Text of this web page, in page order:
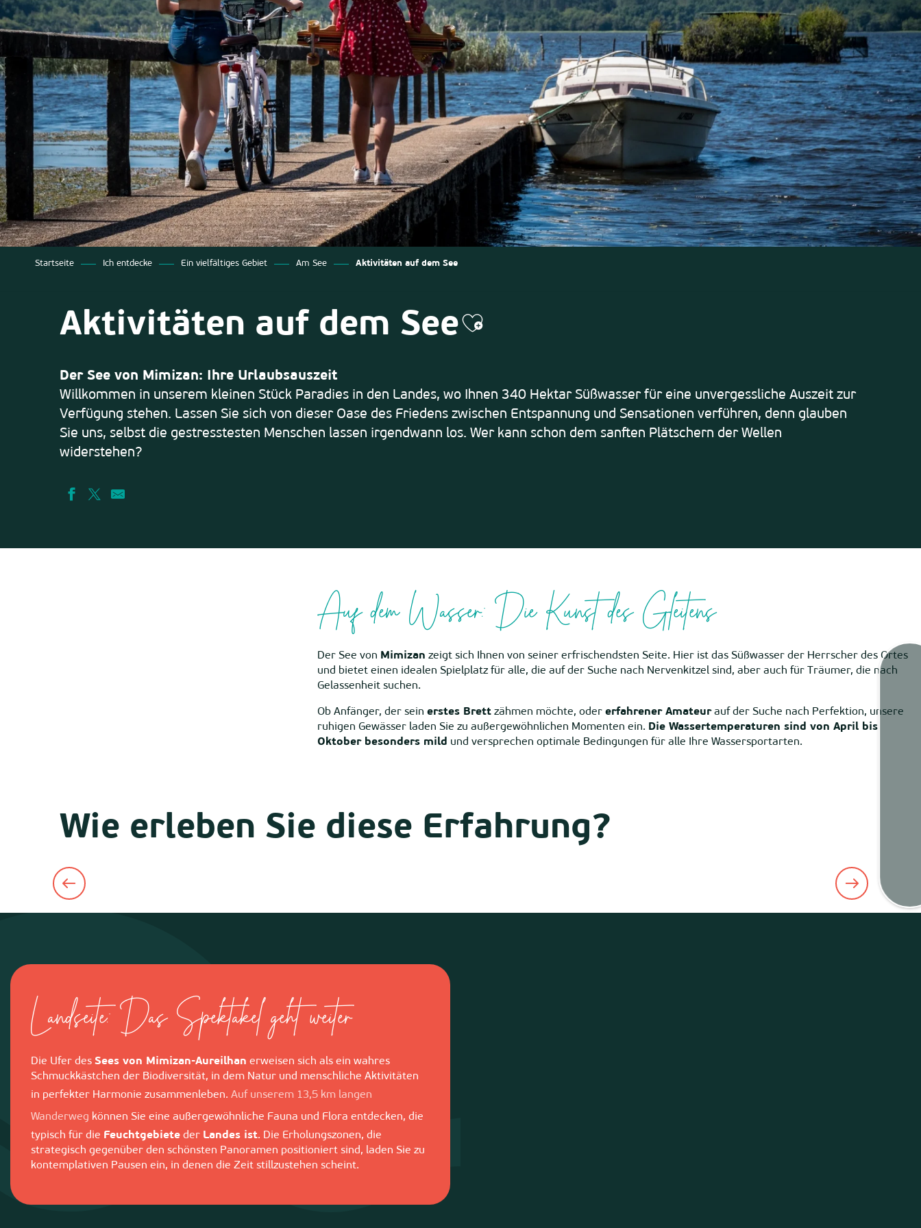
Startseite Ich entdecke Ein vielfältiges Gebiet Am See Aktivitäten auf dem See
Aktivitäten auf dem SeeAjouter aux favoris
Der See von Mimizan: Ihre Urlaubsauszeit
Willkommen in unserem kleinen Stück Paradies in den Landes, wo Ihnen 340 Hektar Süßwasser für eine unvergessliche Auszeit zur
Verfügung stehen. Lassen Sie sich von dieser Oase des Friedens zwischen Entspannung und Sensationen verführen, denn glauben
Sie uns, selbst die gestresstesten Menschen lassen irgendwann los. Wer kann schon dem sanften Plätschern der Wellen
widerstehen?
Auf dem Wasser: Die Kunst des Gleitens
Der See von Mimizan zeigt sich Ihnen von seiner erfrischendsten Seite. Hier ist das Süßwasser der Herrscher des Ortes
und bietet einen idealen Spielplatz für alle, die auf der Suche nach Nervenkitzel sind, aber auch für Träumer, die nach
Gelassenheit suchen.
Ob Anfänger, der sein erstes Brett zähmen möchte, oder erfahrener Amateurauf der Suche nach Perfektion, unsere
ruhigen Gewässer laden Sie zu außergewöhnlichen Momenten ein. Die Wassertemperaturen sind von April bis
Oktober besonders mild und versprechen optimale Bedingungen für alle Ihre Wassersportarten.
Wie erleben Sie diese Erfahrung?
Canoë Aventure
Landseite: Das Spektakel geht weiter
Die Ufer des Sees von Mimizan-Aureilhan erweisen sich als ein wahres
Schmuckkästchen der Biodiversität, in dem Natur und menschliche Aktivitäten
in perfekter Harmonie zusammenleben. Auf unserem 13,5 km langen
Wanderweg können Sie eine außergewöhnliche Fauna und Flora entdecken, die
typisch für die Feuchtgebiete der Landes ist. Die Erholungszonen, die
strategisch gegenüber den schönsten Panoramen positioniert sind, laden Sie zu
kontemplativen Pausen ein, in denen die Zeit stillzustehen scheint.